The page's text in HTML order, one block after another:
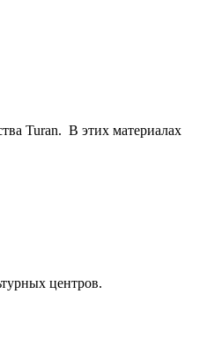
Turan. В этих материалах
центров.